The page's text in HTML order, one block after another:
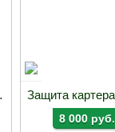
19
8 000 руб.